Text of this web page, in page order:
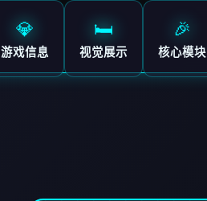
💎
游戏信息
🛏️
视觉展示
🎉
核心模块